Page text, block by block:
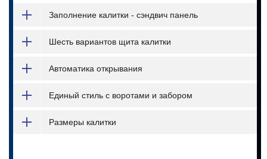
Заполнение калитки - сэндвич панель
Шесть вариантов щита калитки
Автоматика открывания
Единый стиль с воротами и забором
Размеры калитки